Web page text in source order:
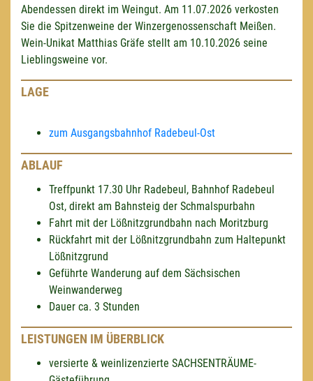
Abendessen direkt im Weingut. Am 11.07.2026 verkosten
Sie die Spitzenweine der Winzergenossenschaft Meißen.
Wein-Unikat Matthias Gräfe stellt am 10.10.2026 seine
Lieblingsweine vor.
LAGE
zum Ausgangsbahnhof Radebeul-Ost
ABLAUF
Treffpunkt 17.30 Uhr Radebeul, Bahnhof Radebeul
Ost, direkt am Bahnsteig der Schmalspurbahn
Fahrt mit der Lößnitzgrundbahn nach Moritzburg
Rückfahrt mit der Lößnitzgrundbahn zum Haltepunkt
Lößnitzgrund
Geführte Wanderung auf dem Sächsischen
Weinwanderweg
Dauer ca. 3 Stunden
LEISTUNGEN IM ÜBERBLICK
versierte & weinlizenzierte SACHSENTRÄUME-